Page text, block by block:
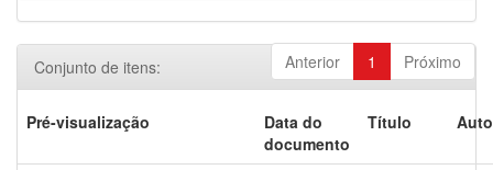
Anterior 1 Próximo
Conjunto de itens:
Pré-visualização
Data do
documento
Título